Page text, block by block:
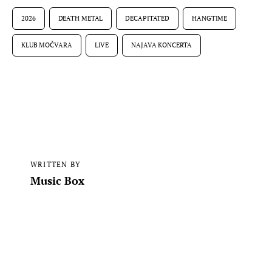
2026 DEATH METAL DECAPITATED HANGTIME
KLUB MOČVARA LIVE NAJAVA KONCERTA
WRITTEN BY
Music Box